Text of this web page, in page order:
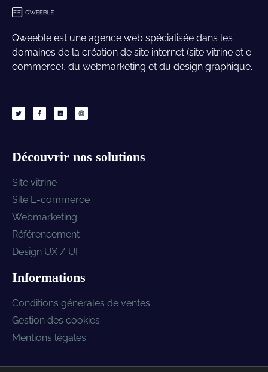
Qweeble est une agence web spécialisée dans les
domaines de la création de site internet (site vitrine et e-
commerce), du webmarketing et du design graphique.
Découvrir nos solutions
Site vitrine
Site E-commerce
Webmarketing
Référencement
Design UX / UI
Informations
Conditions générales de ventes
Gestion des cookies
Mentions légales